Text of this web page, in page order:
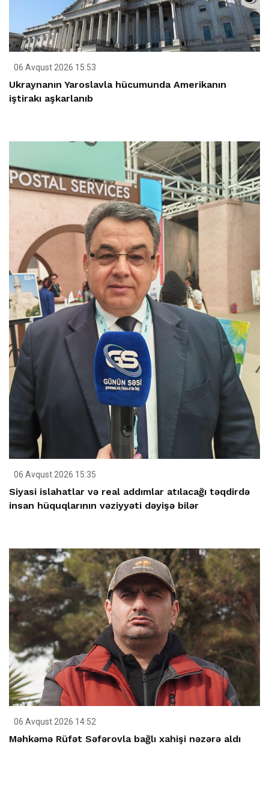
06 Avqust 2026 15:53
Ukraynanın Yaroslavla hücumunda Amerikanın
iştirakı aşkarlanıb
06 Avqust 2026 15:35
Siyasi islahatlar və real addımlar atılacağı təqdirdə
insan hüquqlarının vəziyyəti dəyişə bilər
06 Avqust 2026 14:52
Məhkəmə Rüfət Səfərovla bağlı xahişi nəzərə aldı